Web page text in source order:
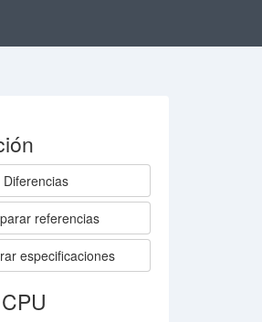
Diferencias
referencias
especificaciones